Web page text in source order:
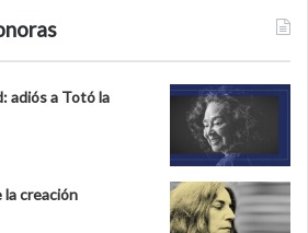
adiós a Totó la
creación